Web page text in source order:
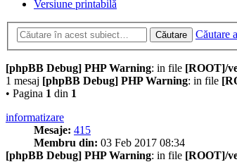
Versiune printabilă
Căutare Căutare
[phpBB Debug] PHP Warning: in file [ROOT]/
1 mesaj [phpBB Debug] PHP Warning: in file
• Pagina 1 din 1
informatizare
Mesaje: 415
Membru din: 03 Feb 2017 08:34
[phpBB Debug] PHP Warning: in file [ROOT]/